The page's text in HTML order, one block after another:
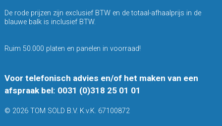
De rode prijzen zijn exclusief BTW en de totaal-afhaalprijs in de
blauwe balk is inclusief BTW.
Ruim 50.000 platen en panelen in voorraad!
Voor telefonisch advies en/of het maken van een
afspraak bel: 0031 (0)318 25 01 01
© 2026 TOM SOLD B.V. K.v.K. 67100872